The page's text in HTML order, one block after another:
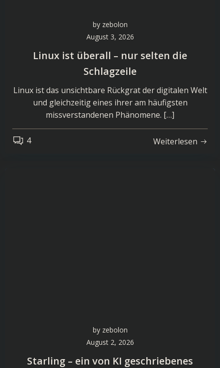
by zebolon
August 3, 2026
Linux ist überall – nur selten die
Schlagzeile
Linux ist das unsichtbare Rückgrat der digitalen Welt
und gleichzeitig eines ihrer am häufigsten
missverstandenen Phänomene. […]
4 Weiterlesen
by zebolon
August 2, 2026
Starling – ein von KI geschriebenes